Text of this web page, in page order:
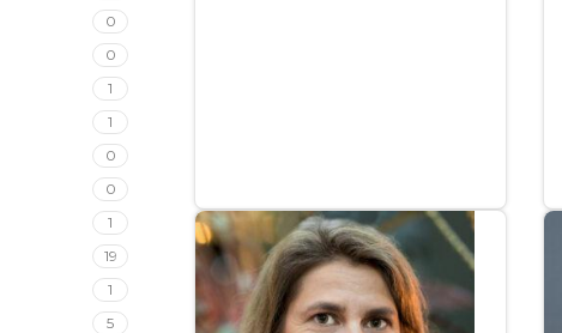
0
0
1
1
0
0
1
19
1
5